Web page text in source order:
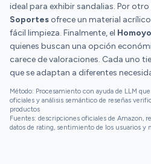
ideal para exhibir sandalias. Por otro
Soportes ofrece un material
fácil limpieza. Finalmente, el
quienes buscan una opción
carece de valoraciones. Cada uno
que se adaptan a diferentes
Método: Procesamiento con ayuda de LLM
oficiales y análisis semántico de reseñas
productos
Fuentes: descripciones oficiales de Amazon,
datos de rating, sentimiento de los usuarios y